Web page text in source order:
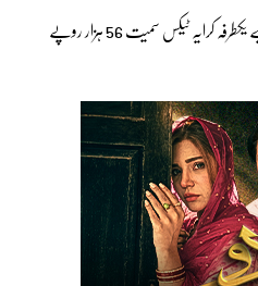
کراچی سے جدہ اور مدینہ منورہ کے لیے یکطرفہ کرایہ ٹیکس سمیت 56 ہزار روپے